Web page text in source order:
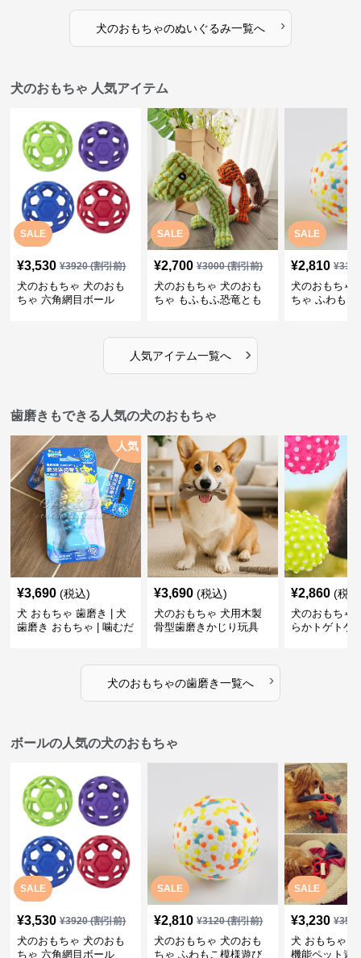
犬のおもちゃのぬいぐるみ一覧へ ›
犬のおもちゃ 人気アイテム
SALE
¥3,530 ¥3920(割引前)
犬のおもちゃ 犬のおも
ちゃ 六角網目ボール
SALE
¥2,700 ¥3000(割引前)
犬のおもちゃ 犬のおも
ちゃ もふもふ恐竜とも
SALE
¥2,810 ¥
犬のおもちゃ
ちゃ ふわもこ
人気アイテム一覧へ ›
歯磨きもできる人気の犬のおもちゃ
人気
¥3,690 (税込)
犬 おもちゃ 歯磨き | 犬
歯磨き おもちゃ | 噛むだ
¥3,690 (税込)
犬のおもちゃ 犬用木製
骨型歯磨きかじり玩具
¥2,860 (税
犬のおもちゃ
らかトゲトゲ
犬のおもちゃの歯磨き一覧へ ›
ボールの人気の犬のおもちゃ
SALE
¥3,530 ¥3920(割引前)
犬のおもちゃ 犬のおも
ちゃ 六角網目ボール
SALE
¥2,810 ¥3120(割引前)
犬のおもちゃ 犬のおも
ちゃ ふわもこ模様遊び
SALE
¥3,230 ¥
犬 おもちゃ
機能ペット遊